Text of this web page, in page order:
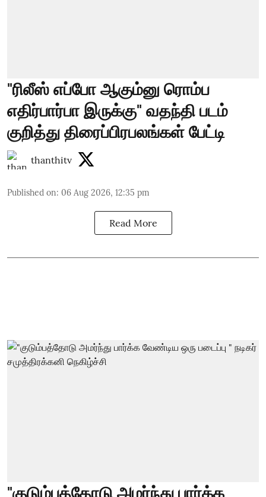
"ரிலீஸ் எப்போ ஆகும்னு ரொம்ப
எதிர்பார்பா இருக்கு" வதந்தி படம்
குறித்து திரைப்பிரபலங்கள் பேட்டி
thanthitv
Published on: 06 Aug 2026, 12:35 pm
Read More
"குடும்பத்தோடு அமர்ந்து பார்க்க